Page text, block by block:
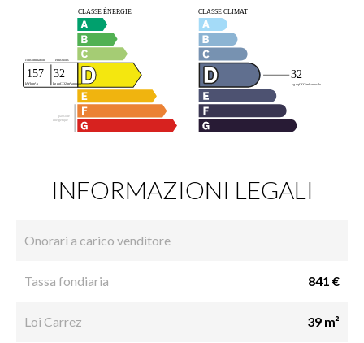
INFORMAZIONI LEGALI
Onorari a carico venditore
Tassa fondiaria 841 €
Loi Carrez 39 m²